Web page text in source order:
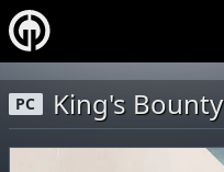
PC King's